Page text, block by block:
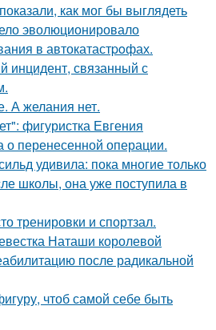
как мог бы выглядеть
эволюционировало
в автокатастpoфах.
инцидент, связанный с
А желания нет.
фигуристка Евгения
о перенесенной операции.
удивила: пока многие только
школы, она уже поступила в
тренировки и спортзал.
Наташи королевой
после радикальной
чтоб самой себе быть